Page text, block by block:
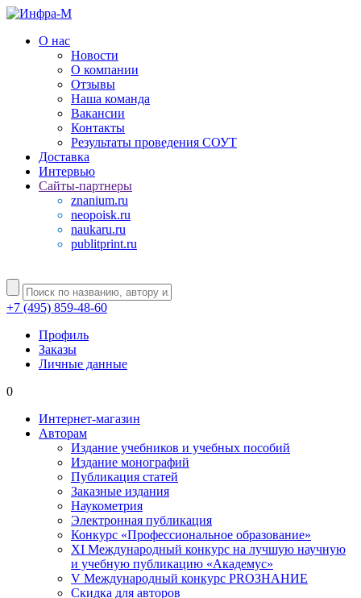
О нас
Новости
О компании
Отзывы
Наша команда
Вакансии
Контакты
Результаты проведения СОУТ
Доставка
Интервью
Сайты-партнеры
znanium.ru
neopoisk.ru
naukaru.ru
publitprint.ru
+7 (495) 859-48-60
Профиль
Заказы
Личные данные
0
Интернет-магазин
Авторам
Издание учебников и учебных пособий
Издание монографий
Публикация статей
Заказные издания
Наукометрия
Электронная публикация
Конкурс «Профессиональное образование»
XI Международный конкурс на лучшую научную
и учебную публикацию «Академус»
V Международный конкурс PROЗНАНИЕ
Скидка для авторов